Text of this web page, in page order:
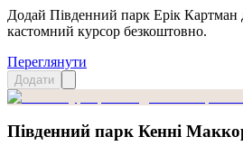
Додай Південний парк Ерік Картман
кастомний курсор безкоштовно.
Переглянути
Додати
Південний парк Кенні